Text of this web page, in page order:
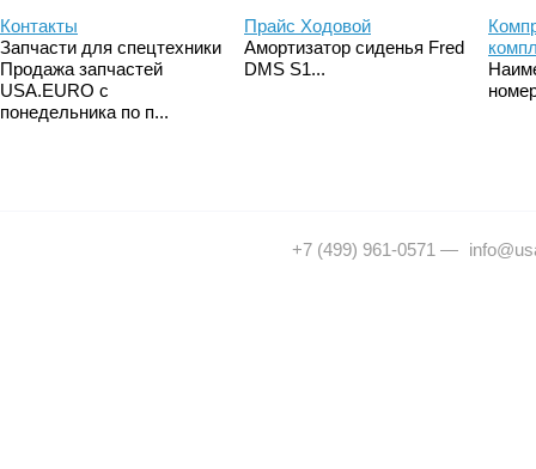
Контакты
Запчасти для спецтехники
Продажа запчастей
USA.EURO с
понедельника по п...
Прайс Ходовой
Амортизатор сиденья Fred
DMS S1...
+7 (499) 961-0571 —